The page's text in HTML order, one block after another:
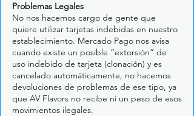
Problemas Legales
No nos hacemos cargo de gente que
quiere utilizar tarjetas indebidas en nuestro
establecimiento. Mercado Pago nos avisa
cuando existe un posible “extorsión” de
uso indebido de tarjeta (clonación) y es
cancelado automáticamente, no hacemos
devoluciones de problemas de ese tipo, ya
que AV Flavors no recibe ni un peso de esos
movimientos ilegales.